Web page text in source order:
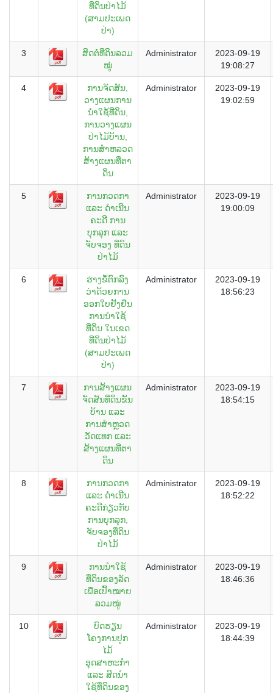
ທີ່ດິນປ່າໄມ້
(ສາມປະເພດ
ປ່າ)
3
ສິດຕໍ່ທີ່ດິນລວມ
ໝູ່
Administrator
2023-09-19
19:08:27
4
ການຈັດສັນ,
ວາງແຜນການ
ນຳໃຊ້ທີ່ດິນ,
ການວາງແຜນ
ປ່າໄມ້ບ້ານ,
ການສຳຫລວດ
ສ້າງແຜນທີ່ຕາ
ດິນ
Administrator
2023-09-19
19:02:59
5
ການກວດກາ
ແລະ ດໍາເນີນ
ຄະດີ ການ
ບຸກລຸກ ແລະ
ຈັບຈອງ ທີ່ດິນ
ປ່າໄມ້
Administrator
2023-09-19
19:00:09
6
ຮ່າງຂໍ້ຕົກລົງ
ວ່າດ້ວຍການ
ອອກໃບຢັ້ງຢືນ
ການນຳໃຊ້
ທີ່ດິນ ໃນເຂດ
ທີ່ດິນປ່າໄມ້
(ສາມປະເພດ
ປ່າ)
Administrator
2023-09-19
18:56:23
7
ການສ້າງແຜນ
ຈັດສັນທີ່ດິນຂັ້ນ
ບ້ານ ແລະ
ການສຳຫຼວດ
ວັດແທກ ແລະ
ສ້າງແຜນທີ່ຕາ
ດິນ
Administrator
2023-09-19
18:54:15
8
ການກວດກາ
ແລະ ດຳເນີນ
ຄະດີກ່ຽວກັບ
ການບຸກລຸກ,
ຈັບຈອງທີ່ດິນ
ປ່າໄມ້
Administrator
2023-09-19
18:52:22
9
ການນຳໃຊ້
ທີ່ດິນຂອງລັດ
ເພື່ອເປົ້າໝາຍ
ລວມໝູ່
Administrator
2023-09-19
18:46:36
10
ບົດຮຽນ
ໂຄງການປູກ
ໄມ້
ອຸດສາຫະກຳ
ແລະ ສິດນຳ
ໃຊ້ທີ່ດິນຂອງ
Administrator
2023-09-19
18:44:39